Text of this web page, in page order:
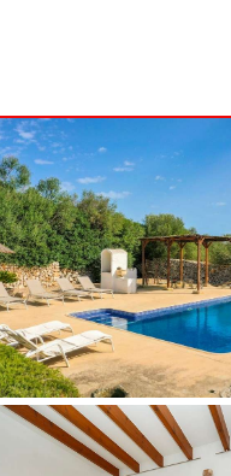
D'EN CASTELL
- CAP D´EN FONT
BLANCA
GALDANA
CALA MORELL